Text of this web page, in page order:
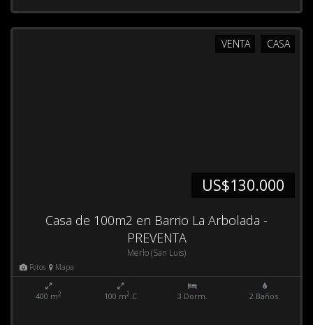
CASA
VENTA
US$130.000
Casa de 100m2 en Barrio La Arbolada -
PREVENTA
Merlo (San Luis)
Fotos Mapa
400 m2 100 m2.C 3 Dorm. 2 Baños.